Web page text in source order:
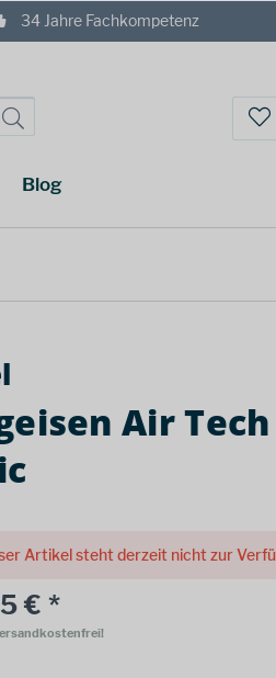
34 Jahre Fachkompetenz
Blog
Air
Artikel steht derzeit nicht zur
€ *